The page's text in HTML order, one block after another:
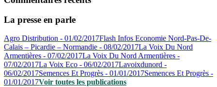
La presse en parle
Agro Distribution - 01/02/2017Flash Infos Economie Nord-Pas-De-
Calais – Picardie – Normandie - 08/02/2017La Voix Du Nord
Armentières - 07/02/2017La Voix Du Nord Armentières -
07/02/2017La Voix Eco - 06/02/2017Lavoixdunord -
06/02/2017Semences Et Progrès - 01/01/2017Semences Et Progrès -
01/01/2017Voir toutes les publications